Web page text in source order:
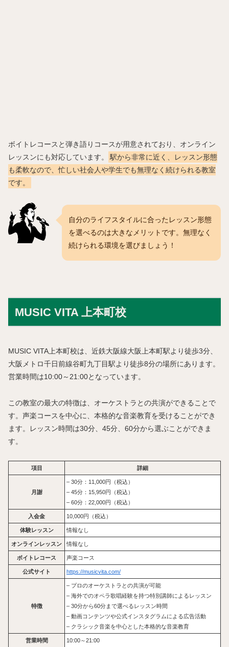
ボイトレコースと弾き語りコースが用意されており、オンライン
レッスンにも対応しています。
駅から非常に近く、レッスン形態
も柔軟なので、忙しい社会人や学生でも無理なく続けられる教室
です。
自分のライフスタイルに合ったレッスン形態
を選べるのは大きなメリットです。無理なく
続けられる環境を選びましょう！
MUSIC VITA 上本町校
MUSIC VITA上本町校は、近鉄大阪線大阪上本町駅より徒歩3分、
大阪メトロ千日前線谷町九丁目駅より徒歩8分の場所にあります。
営業時間は10:00～21:00となっています。
この教室の最大の特徴は、オーケストラとの共演ができることで
す。声楽コースを中心に、本格的な音楽教育を受けることができ
ます。レッスン時間は30分、45分、60分から選ぶことができま
す。
項目 詳細
月謝
– 30分：11,000円（税込）
– 45分：15,950円（税込）
– 60分：22,000円（税込）
入会金 10,000円（税込）
体験レッスン 情報なし
オンラインレッスン 情報なし
ボイトレコース 声楽コース
公式サイト https://musicvita.com/
特徴
– プロのオーケストラとの共演が可能
– 海外でのオペラ歌唱経験を持つ特別講師によるレッスン
– 30分から60分まで選べるレッスン時間
– 動画コンテンツや公式インスタグラムによる広告活動
– クラシック音楽を中心とした本格的な音楽教育
営業時間 10:00～21:00